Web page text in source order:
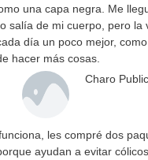
una capa negra. Me
salía de mi cuerpo, pero la
día un poco mejor,
hacer más cosas.
Charo
les compré dos
ayudan a evitar